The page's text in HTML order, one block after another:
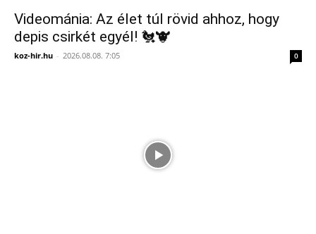
Videománia: Az élet túl rövid ahhoz, hogy
depis csirkét egyél! 🐔🐮
koz-hir.hu - 2026.08.08. 7:05 0